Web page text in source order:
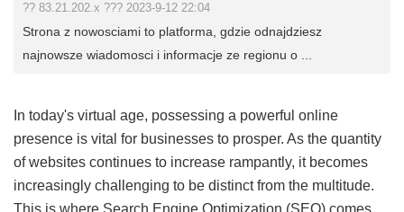
?? 83.21.202.x ??? 2023-9-12 22:04
Strona z nowosciami to platforma, gdzie odnajdziesz
najnowsze wiadomosci i informacje ze regionu o ...
In today's virtual age, possessing a powerful online
presence is vital for businesses to prosper. As the quantity
of websites continues to increase rampantly, it becomes
increasingly challenging to be distinct from the multitude.
This is where Search Engine Optimization (SEO) comes